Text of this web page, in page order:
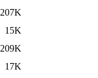
207K
15K
209K
17K